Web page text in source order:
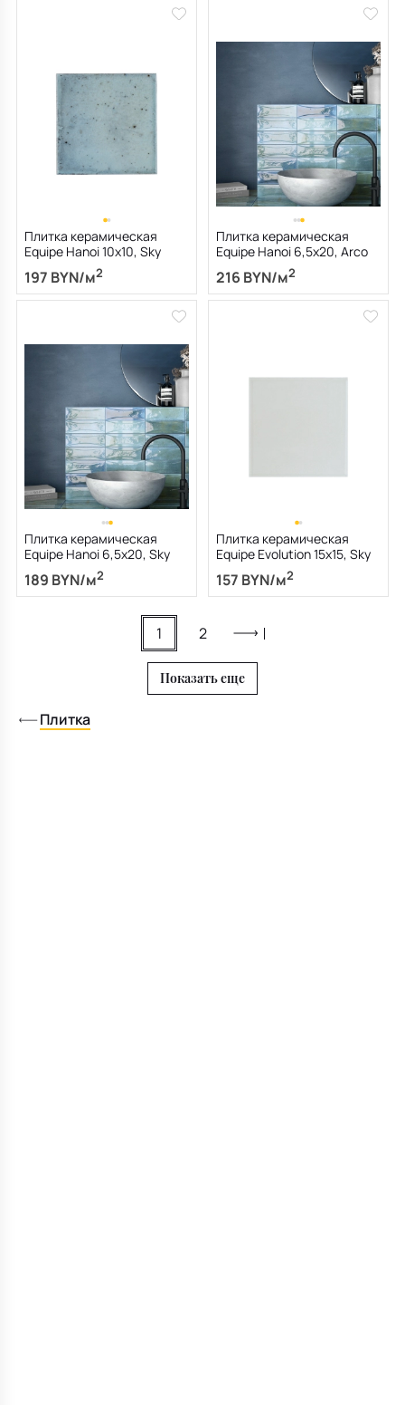
Плитка керамическая
Equipe Hanoi 10х10, Sky
197 BYN/м2
Плитка керамическая
Equipe Hanoi 6,5х20, Arco
Sky Blue, 8 мм
216 BYN/м2
Плитка керамическая
Equipe Hanoi 6,5х20, Sky
189 BYN/м2
Плитка керамическая
Equipe Evolution 15х15, Sky
157 BYN/м2
1 2
Показать еще
Плитка